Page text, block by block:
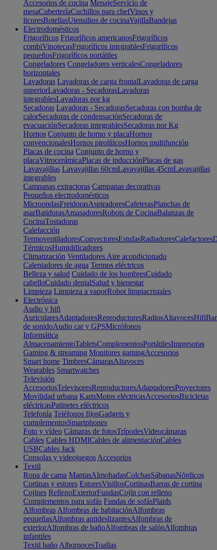
Accesorios de cocina MenajeServicio de
mesaCuberteríaCuchillos para chefVinos y
licoresBotellasUtensilios de cocinaVajillaBandejas
Electrodomésticos
Frigoríficos Frigoríficos americanosFrigoríficos
combiVinotecasFrigoríficos integrablesFrigoríficos
pequeñosFrigoríficos portátiles
Congeladores Congeladores verticalesCongeladores
horizontales
Lavadoras Lavadoras de carga frontalLavadoras de carga
superiorLavadoras - SecadorasLavadoras
integrablesLavadoras por kg
Secadoras Lavadoras - SecadorasSecadoras con bomba de
calorSecadoras de condensaciónSecadoras de
evacuaciónSecadoras integrablesSecadoras por Kg
Hornos Conjunto de horno y placaHornos
convencionalesHornos pirolíticosHornos multifunción
Placas de cocina Conjunto de horno y
placaVitrocerámicaPlacas de inducciónPlacas de gas
Lavavajillas Lavavajillas 60cmLavavajillas 45cmLavavajillas
integrables
Campanas extractoras Campanas decorativas
Pequeños electrodomésticos
MicroondasFreidorasAspiradoresCafeterasPlanchas de
asarBatidorasAmasadoresRobots de CocinaBalanzas de
CocinaTostadoras
Calefacción
TermoventiladoresConvectoresEstufasRadiadoresCalefactores
TérmicosHumidificadores
Climatización Ventiladores Aire acondicionado
Calentadores de agua Termos eléctricos
Belleza y salud Cuidado de los hombresCuidado
cabelloCuidado dentalSalud y bienestar
Limpieza Limpieza a vaporRobot limpiacristales
Electrónica
Audio y hifi
AuricularesAdaptadoresReproductoresRadiosAltavocesHifi
de sonidoAudio car y GPSMicrófonos
Informática
AlmacenamientoTabletsComplementosPortátilesImpresoras
Gaming & streaming Monitores gamingAccesorios
Smart home TimbresCámarasAltavoces
Wearables Smartwatches
Televisión
AccesoriosTelevisoresReproductoresAdaptadoresProyectores
Movilidad urbana KartsMotos eléctricasAccesoriosBicicletas
eléctricasPatinetes eléctricos
Telefonía Teléfonos fijosGadgets y
complementosSmartphones
Foto y vídeo Cámaras de fotosTrípodesVideocámaras
Cables Cables HDMICables de alimentaciónCables
USBCables Jack
Consolas y videojuegos Accesorios
Textil
Ropa de cama MantasAlmohadasColchasSábanasNórdicos
Cortinas y estores EstoresVisillosCortinasBarras de cortina
Cojines RellenoExteriorFundasCojín con relleno
Complementos para sofás Fundas de sofásPlaids
Alfombras Alfombras de habitaciónAlfombras
pequeñasAlfombras antideslizantesAlfombras de
exteriorAlfombras de bañoAlfombras de salónAlfombras
infantiles
Textil baño AlbornocesToallas